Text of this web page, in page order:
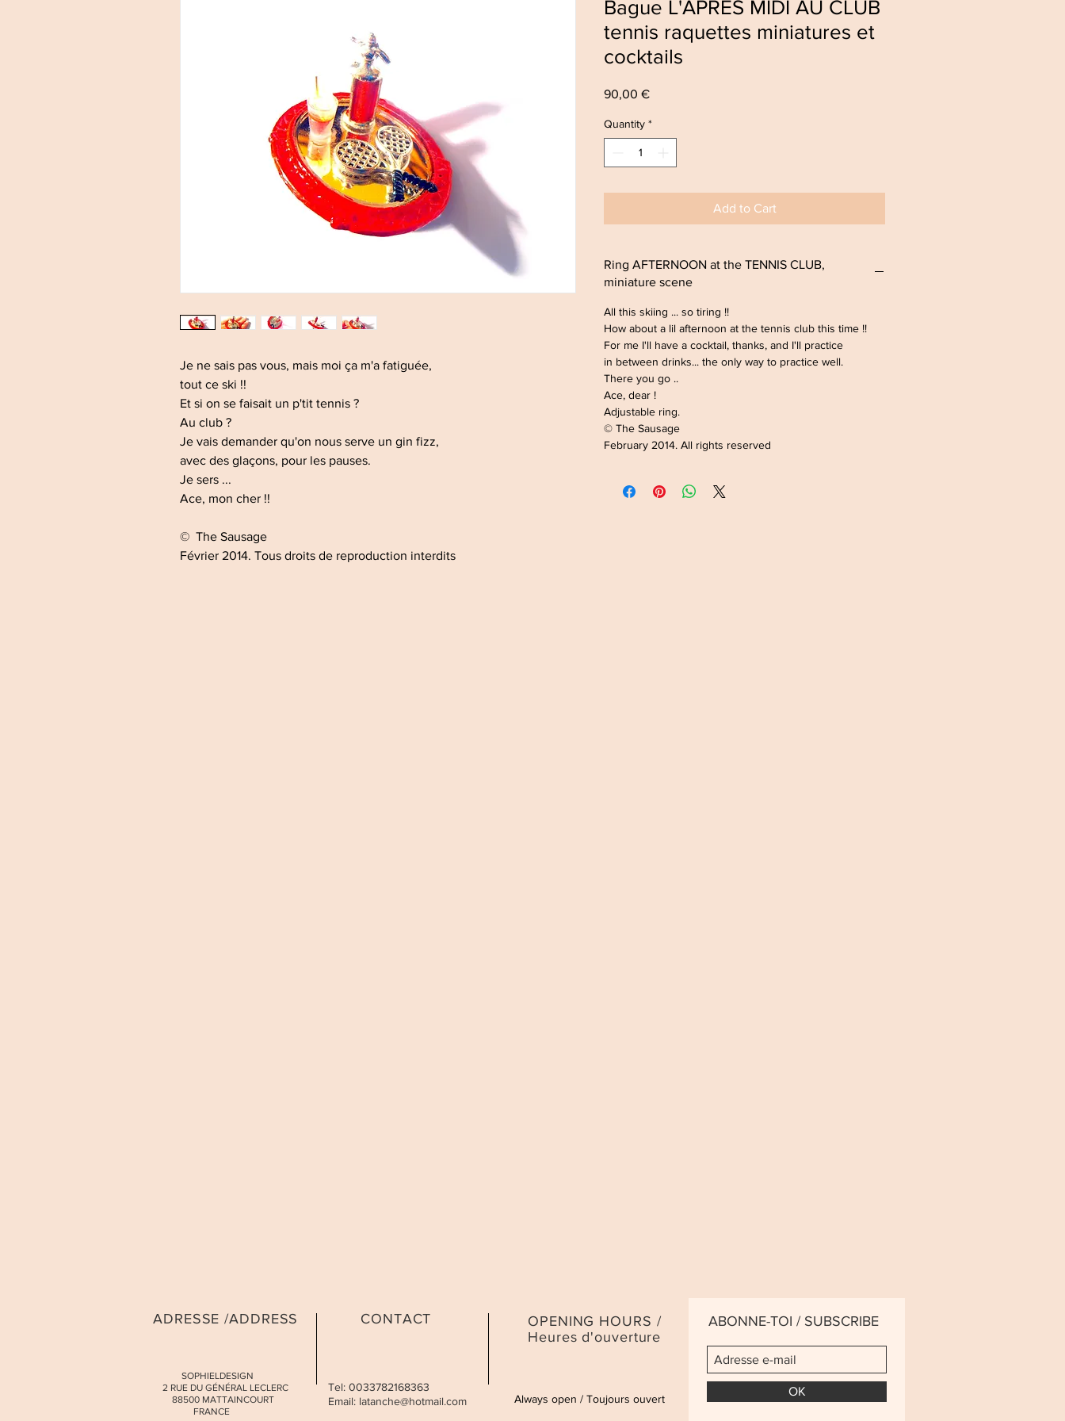
Je ne sais pas vous, mais moi ça m'a fatiguée,
tout ce ski !!
Et si on se faisait un p'tit tennis ?
Au club ?
Je vais demander qu'on nous serve un gin fizz,
avec des glaçons, pour les pauses.
Je sers ...
Ace, mon cher !!
© The Sausage
Février 2014. Tous droits de reproduction interdits
Bague L'APRÈS MIDI AU CLUB
tennis raquettes miniatures et
cocktails
90,00 €Price
Quantity *
Add to Cart
Ring AFTERNOON at the TENNIS CLUB,
miniature scene
All this skiing ... so tiring !!
How about a lil afternoon at the tennis club this time !!
For me I'll have a cocktail, thanks, and I'll practice
in between drinks... the only way to practice well.
There you go ..
Ace, dear !
Adjustable ring.
© The Sausage
February 2014. All rights reserved
ADRESSE /ADDRESS
SOPHIELDESIGN
2 RUE DU GÉNÉRAL LECLERC
88500 MATTAINCOURT
FRANCE
CONTACT
Tel: 0033782168363
Email: latanche@hotmail.com
OPENING HOURS /
Heures d'ouverture
Always open / Toujours ouvert
ABONNE-TOI / SUBSCRIBE
OK